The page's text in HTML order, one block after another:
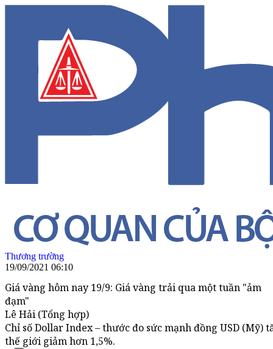
Thương trường
19/09/2021 06:10
Giá vàng hôm nay 19/9: Giá vàng trải qua một tuần "ảm
đạm"
Lê Hải (Tổng hợp)
Chỉ số Dollar Index – thước đo sức mạnh đồng USD
thế giới giảm hơn 1,5%.